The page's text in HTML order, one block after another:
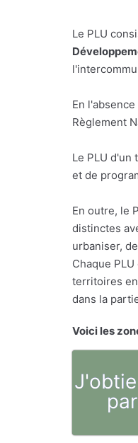
Le PLU
En
Règlement
Le PLU
et de
En outre, le
distinctes
urbaniser,
Chaque
territoires
dans la
Voici les